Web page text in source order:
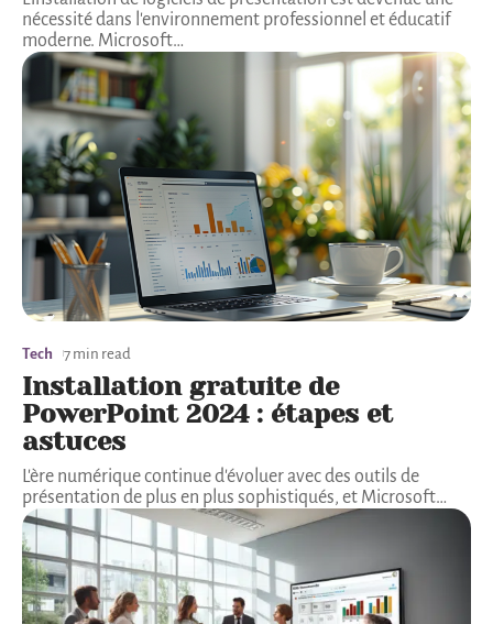
nécessité dans l'environnement professionnel et éducatif
moderne. Microsoft…
Tech 7 min read
Installation gratuite de
PowerPoint 2024 : étapes et
astuces
L'ère numérique continue d'évoluer avec des outils de
présentation de plus en plus sophistiqués, et Microsoft…